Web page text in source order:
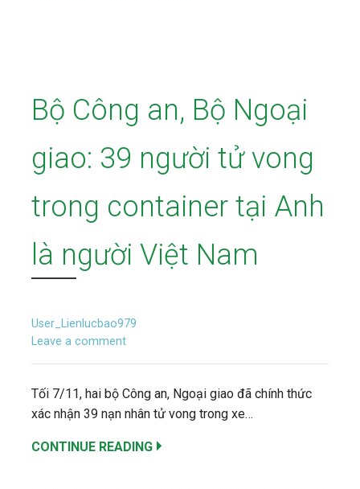
Bộ Công an, Bộ Ngoại
giao: 39 người tử vong
trong container tại Anh
là người Việt Nam
User_Lienlucbao979
Leave a comment
Tối 7/11, hai bộ Công an, Ngoại giao đã chính thức
xác nhận 39 nạn nhân tử vong trong xe…
CONTINUE READING